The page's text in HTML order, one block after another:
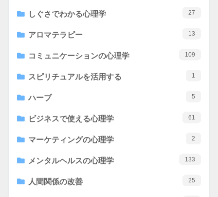
しぐさでわかる心理学 27
アロマテラピー 13
コミュニケーションの心理学 109
スピリチュアルを活用する 1
ハーブ 5
ビジネスで使える心理学 61
マーケティングの心理学 2
メンタルヘルスの心理学 133
人間関係の改善 25